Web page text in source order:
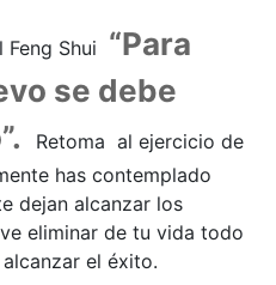
Feng Shui “Para
se debe
Retoma al ejercicio de
has contemplado
dejan alcanzar los
eliminar de tu vida todo
el éxito.